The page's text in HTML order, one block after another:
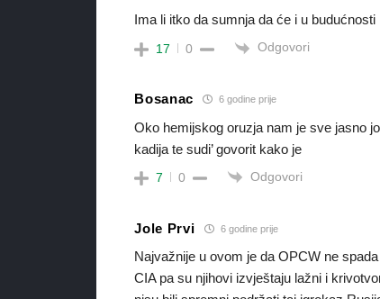
Ima li itko da sumnja da će i u budućnosti
17 0 Odgovori
Bosanac 6 godine prije
Oko hemijskog oruzja nam je sve jasno
kadija te sudi’ govorit kako je
7 0 Odgovori
Jole Prvi 6 godine prije
Najvažnije u ovom je da OPCW ne
CIA pa su njihovi izvještaju lažni i